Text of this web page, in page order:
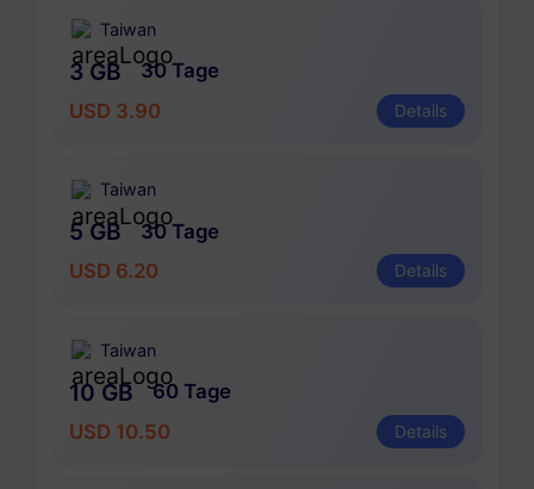
Taiwan
3 GB
30 Tage
USD 3.90
Details
Taiwan
5 GB
30 Tage
USD 6.20
Details
Taiwan
10 GB
60 Tage
USD 10.50
Details